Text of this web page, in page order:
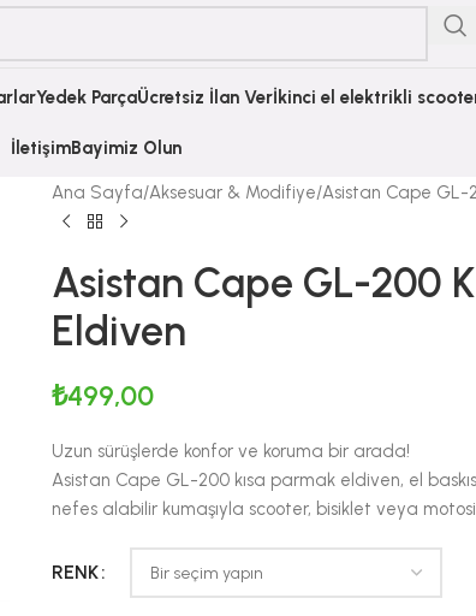
Yedek ParçaÜcretsiz İlan Verİkinci el elektrikli
İletişimBayimiz Olun
Ana Sayfa Aksesuar & Modifiye Asistan Cape GL-
Asistan Cape GL-200
Eldiven
₺499,00
Uzun sürüşlerde konfor ve koruma bir arada!
Asistan Cape GL-200 kısa parmak eldiven, el
nefes alabilir kumaşıyla scooter, bisiklet veya
RENK